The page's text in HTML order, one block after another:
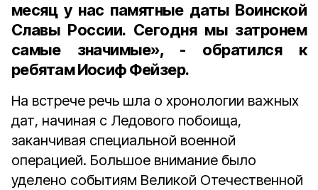
месяц у нас памятные даты Воинской
Славы России. Сегодня мы затронем
самые значимые», - обратился к
ребятам Иосиф Фейзер.
На встрече речь шла о хронологии важных
дат, начиная с Ледового побоища,
заканчивая специальной военной
операцией. Большое внимание было
уделено событиям Великой Отечественной